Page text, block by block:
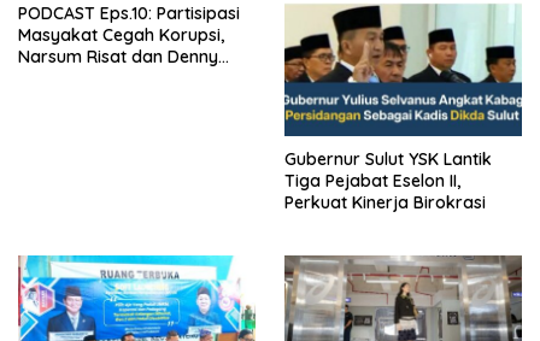
PODCAST Eps.10: Partisipasi
Masyakat Cegah Korupsi,
Narsum Risat dan Denny
Gubernur Sulut YSK Lantik
Tiga Pejabat Eselon II,
Perkuat Kinerja Birokrasi